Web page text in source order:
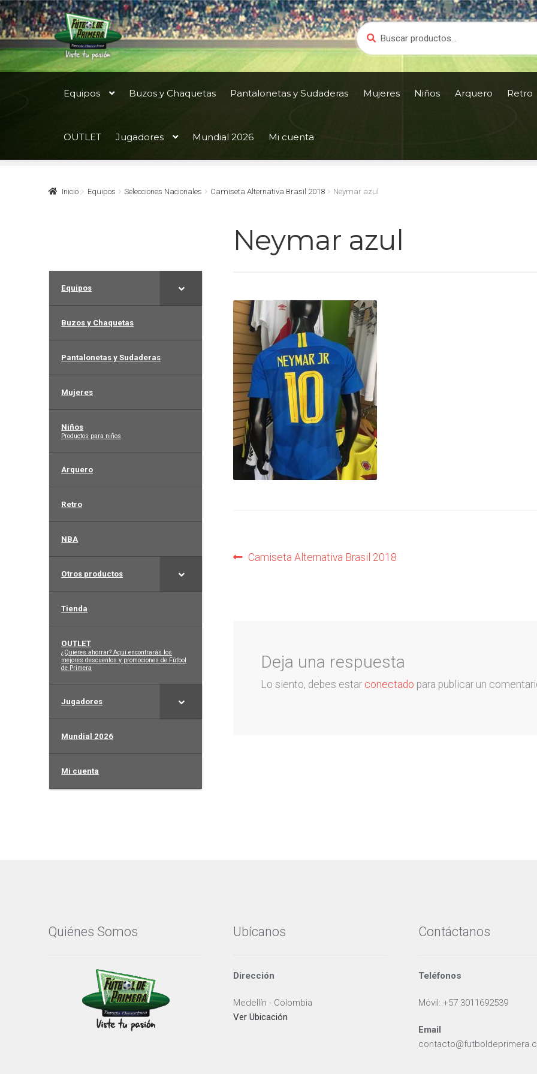
Ir
a
la
navegación
Ir
al
contenido
Buscar
por:
Buscar
Equipos Buzos y Chaquetas Pantalonetas y Sudaderas Mujeres Niños Arquero Retro
OUTLET Jugadores Mundial 2026 Mi cuenta
Inicio Equipos Selecciones Nacionales Camiseta Alternativa Brasil 2018 Neymar azul
Neymar azul
Navegación
Anterior:
Camiseta Alternativa Brasil 2018
Deja una respuesta
Lo siento, debes estar conectado para publicar un
Equipos
Buzos y Chaquetas
Pantalonetas y Sudaderas
Mujeres
Niños
–
Productos para niños
Arquero
Retro
NBA
Otros productos
Tienda
OUTLET
–
¿Quieres ahorrar? Aquí encontrarás los
mejores descuentos y promociones de Fútbol
de Primera
Jugadores
Mundial 2026
Mi cuenta
Quiénes Somos Ubícanos
Dirección
Medellín - Colombia
Ver Ubicación
Contáctanos
Teléfonos
Móvil: +57 3011692539
Email